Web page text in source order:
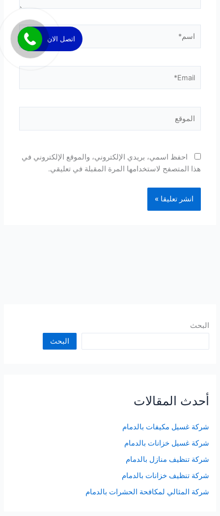
احفظ اسمي، بريدي الإلكتروني، والموقع الإلكتروني في
هذا المتصفح لاستخدامها المرة المقبلة في تعليقي.
البحث
البحث
أحدث المقالات
شركة غسيل مكيفات بالدمام
شركة غسيل خزانات بالدمام
شركة تنظيف منازل بالدمام
شركة تنظيف خزانات بالدمام
شركة المثالي لمكافحة الحشرات بالدمام
اتصل الان